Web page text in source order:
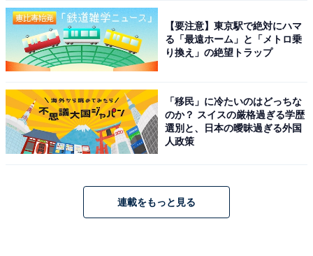
【要注意】東京駅で絶対にハマ
る「最遠ホーム」と「メトロ乗
り換え」の絶望トラップ
「移民」に冷たいのはどっちな
のか？ スイスの厳格過ぎる学歴
選別と、日本の曖昧過ぎる外国
人政策
連載をもっと見る